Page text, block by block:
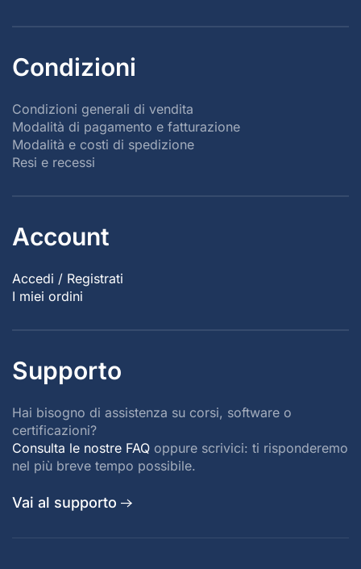
Condizioni
Condizioni generali di vendita
Modalità di pagamento e fatturazione
Modalità e costi di spedizione
Resi e recessi
Account
Accedi / Registrati
I miei ordini
Supporto
Hai bisogno di assistenza su corsi, software o
certificazioni?
Consulta le nostre FAQ oppure scrivici: ti risponderemo
nel più breve tempo possibile.
Vai al supporto